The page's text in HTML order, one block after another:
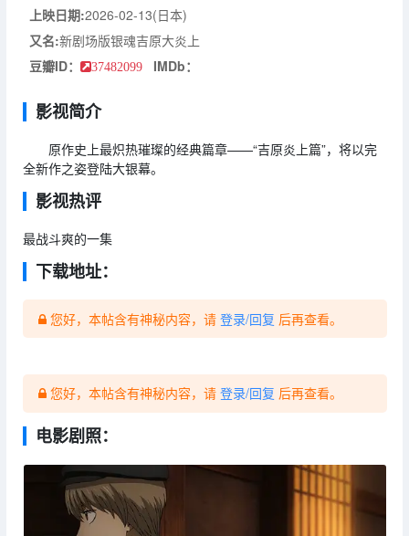
上映日期:2026-02-13(日本)
又名:新剧场版银魂吉原大炎上
豆瓣ID：
37482099 IMDb：
影视简介
原作史上最炽热璀璨的经典篇章——“吉原炎上篇”，将以完
全新作之姿登陆大银幕。
影视热评
最战斗爽的一集
下载地址：
您好，本帖含有神秘内容，请 登录/回复 后再查看。
您好，本帖含有神秘内容，请 登录/回复 后再查看。
电影剧照：